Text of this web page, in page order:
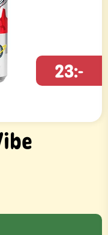
23:-